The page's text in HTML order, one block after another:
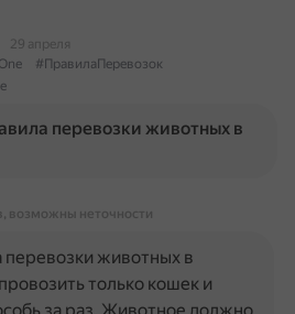
29 апреля
#ПравилаПеревозок
перевозки животных в
возможны неточности
животных в
только кошек и